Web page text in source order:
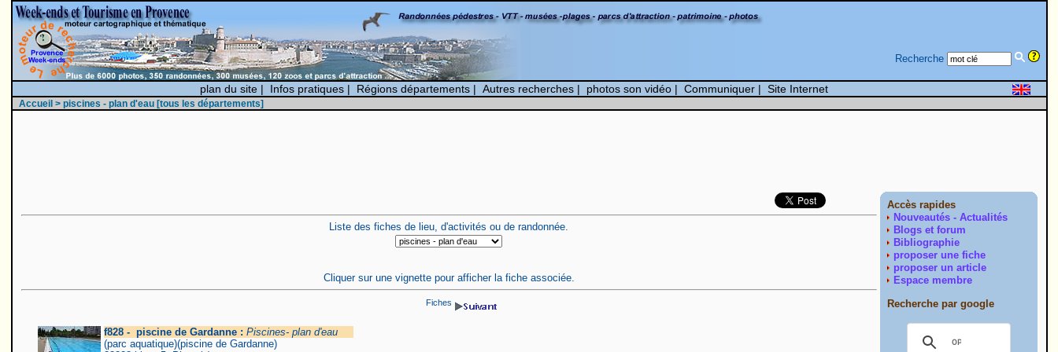
Recherche
plan du site| Infos pratiques| Régions départements| Autres recherches| photos son vidéo| Communiquer| Site Internet
Accueil > piscines - plan d'eau [tous les départements]
Liste des fiches de lieu, d'activités ou de randonnée.
Cliquer sur une vignette pour afficher la fiche associée.
Fiches
f828 - piscine de Gardanne : Piscines- plan d'eau
(parc aquatique)(piscine de Gardanne)
Accès rapides
Nouveautés - Actualités
Blogs et forum
Bibliographie
proposer une fiche
proposer un article
Espace membre
Recherche par google